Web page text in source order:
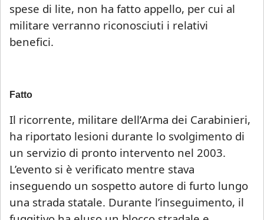
spese di lite, non ha fatto appello, per cui al
militare verranno riconosciuti i relativi
benefici.
Fatto
Il ricorrente, militare dell’Arma dei Carabinieri,
ha riportato lesioni durante lo svolgimento di
un servizio di pronto intervento nel 2003.
L’evento si è verificato mentre stava
inseguendo un sospetto autore di furto lungo
una strada statale. Durante l’inseguimento, il